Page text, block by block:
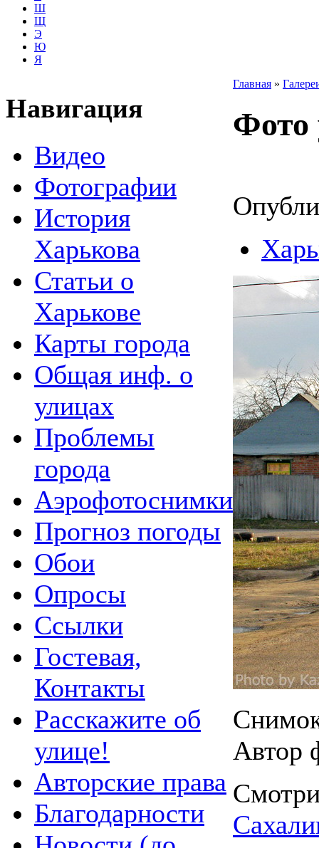
Ш
Щ
Э
Ю
Я
Навигация
Видео
Фотографии
История
Харькова
Статьи о
Харькове
Карты города
Общая инф. о
улицах
Проблемы
города
Аэрофотоснимки
Прогноз погоды
Обои
Опросы
Ссылки
Гостевая,
Контакты
Расскажите об
улице!
Авторские права
Благодарности
Главная »
Фото
Автор